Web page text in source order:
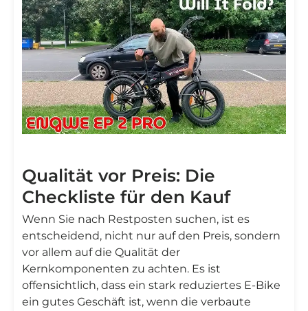
Qualität vor Preis: Die
Checkliste für den Kauf
Wenn Sie nach Restposten suchen, ist es
entscheidend, nicht nur auf den Preis, sondern
vor allem auf die Qualität der
Kernkomponenten zu achten. Es ist
offensichtlich, dass ein stark reduziertes E-Bike
ein gutes Geschäft ist, wenn die verbaute